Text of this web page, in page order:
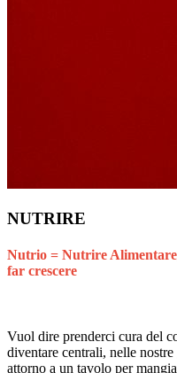
NUTRIRE
Nutrio = Nutrire
far crescere
Vuol dire prenderci cura del
diventare centrali, nelle
attorno a un tavolo per